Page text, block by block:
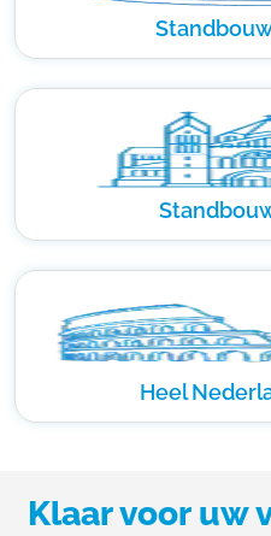
Heel
Klaar voor uw